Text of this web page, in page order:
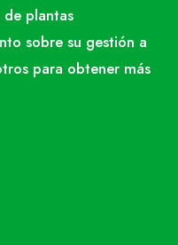
plantas
sobre su gestión a
para obtener más